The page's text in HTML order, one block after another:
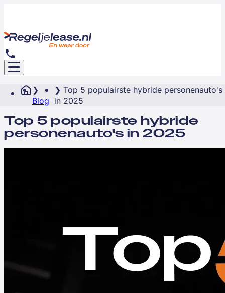
Blog
Top 5 populairste hybride personenauto's
in 2025
Top 5 populairste hybride
personenauto's in 2025